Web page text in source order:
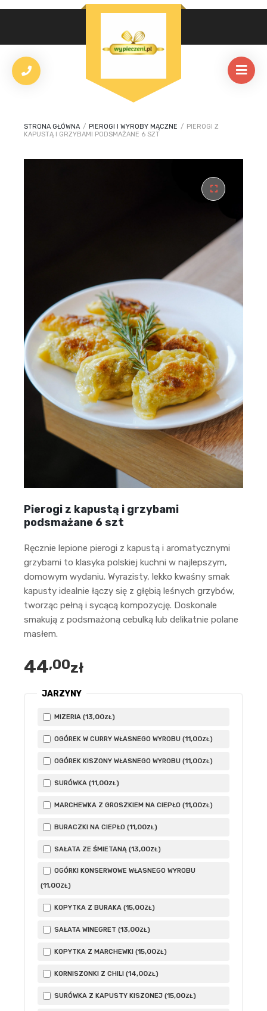
STRONA GŁÓWNA / PIEROGI I WYROBY MĄCZNE / PIEROGI Z
KAPUSTĄ I GRZYBAMI PODSMAŻANE 6 SZT
Pierogi z kapustą i grzybami
podsmażane 6 szt
Ręcznie lepione pierogi z kapustą i aromatycznymi
grzybami to klasyka polskiej kuchni w najlepszym,
domowym wydaniu. Wyrazisty, lekko kwaśny smak
kapusty idealnie łączy się z głębią leśnych grzybów,
tworząc pełną i sycącą kompozycję. Doskonale
smakują z podsmażoną cebulką lub delikatnie polane
masłem.
44,00zł
JARZYNY
MIZERIA (13,00ZŁ)
OGÓREK W CURRY WŁASNEGO WYROBU (11,00ZŁ)
OGÓREK KISZONY WŁASNEGO WYROBU (11,00ZŁ)
SURÓWKA (11,00ZŁ)
MARCHEWKA Z GROSZKIEM NA CIEPŁO (11,00ZŁ)
BURACZKI NA CIEPŁO (11,00ZŁ)
SAŁATA ZE ŚMIETANĄ (13,00ZŁ)
OGÓRKI KONSERWOWE WŁASNEGO WYROBU
(11,00ZŁ)
KOPYTKA Z BURAKA (15,00ZŁ)
SAŁATA WINEGRET (13,00ZŁ)
KOPYTKA Z MARCHEWKI (15,00ZŁ)
KORNISZONKI Z CHILI (14,00ZŁ)
SURÓWKA Z KAPUSTY KISZONEJ (15,00ZŁ)